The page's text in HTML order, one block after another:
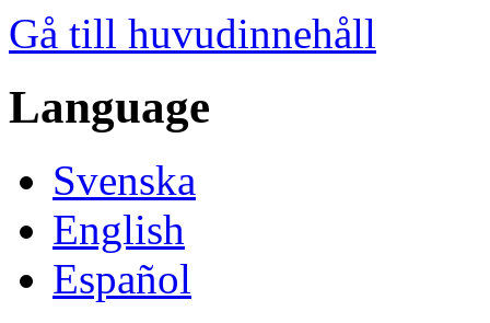
Gå till huvudinnehåll
Language
Svenska
English
Español